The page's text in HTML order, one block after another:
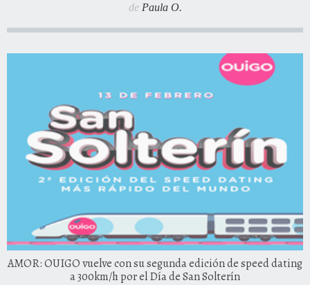
de Paula O.
AMOR: OUIGO vuelve con su segunda edición de speed dating
a 300km/h por el Día de San Solterín